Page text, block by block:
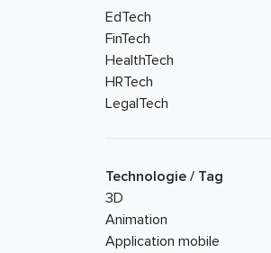
EdTech
FinTech
HealthTech
HRTech
LegalTech
RetailTech
Tourism – Leisure
Technologie / Tag
3D
Animation
Application mobile